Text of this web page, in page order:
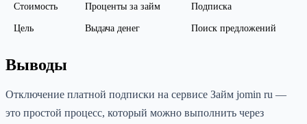
Стоимость Проценты за займ Подписка
Цель Выдача денег Поиск предложений
Выводы
Отключение платной подписки на сервисе Займ jomin ru —
это простой процесс, который можно выполнить через